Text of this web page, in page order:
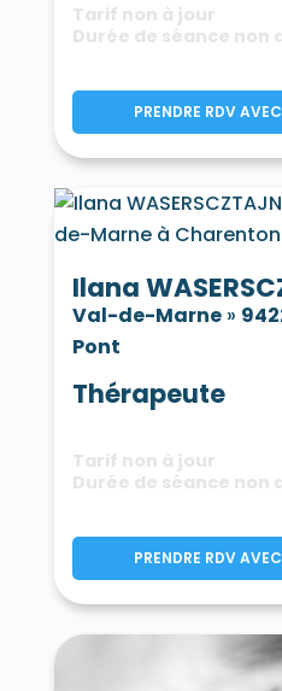
Tarif non à jour
Durée de séance non
PRENDRE RDV
Ilana
Val-de-Marne»
Pont
Thérapeute
Tarif non à jour
Durée de séance non
PRENDRE RDV